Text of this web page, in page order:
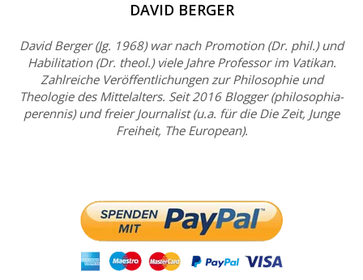
DAVID BERGER
David Berger (Jg. 1968) war nach Promotion (Dr. phil.) und
Habilitation (Dr. theol.) viele Jahre Professor im Vatikan.
Zahlreiche Veröffentlichungen zur Philosophie und
Theologie des Mittelalters. Seit 2016 Blogger (philosophia-
perennis) und freier Journalist (u.a. für die Die Zeit, Junge
Freiheit, The European).